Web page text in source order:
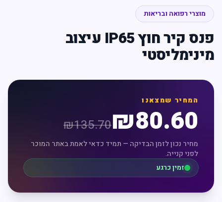
מוצרי רפואה ובריאות
פנס קיר חוץ IP65 עיצוב
מינימליסטי
המחיר שמצאנו
₪80.60
₪135.70
מחיר נכון לזמן הבדיקה — תמיד כדאי לאמת באתר המוכר
לפני קנייה.
זמין כרגע